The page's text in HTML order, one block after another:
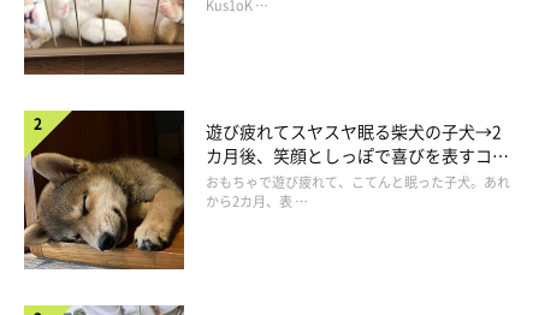
長！
Kus1oK …
遊び疲れてスヤスヤ眠る柴犬の子犬→2
カ月後、笑顔としっぽで喜びを表すコに
成長！
おもちゃで遊び疲れて、こてんと眠った子犬。あれ
から2カ月、表 …